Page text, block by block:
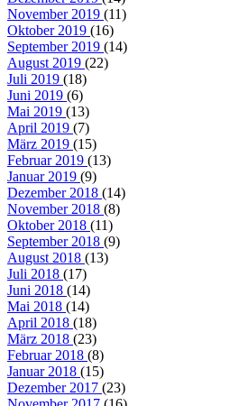
November 2019 (11)
Oktober 2019 (16)
September 2019 (14)
August 2019 (22)
Juli 2019 (18)
Juni 2019 (6)
Mai 2019 (13)
April 2019 (7)
März 2019 (15)
Februar 2019 (13)
Januar 2019 (9)
Dezember 2018 (14)
November 2018 (8)
Oktober 2018 (11)
September 2018 (9)
August 2018 (13)
Juli 2018 (17)
Juni 2018 (14)
Mai 2018 (14)
April 2018 (18)
März 2018 (23)
Februar 2018 (8)
Januar 2018 (15)
Dezember 2017 (23)